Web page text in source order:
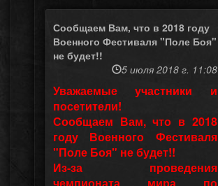
Сообщаем Вам, что в 2018 году
Военного Фестиваля "Поле Боя"
не будет!!
5 июля 2018 г. 11:08
Уважаемые участники и
посетители!
Сообщаем Вам, что в 2018
году Военного Фестиваля
"Поле Боя" не будет!!
Из-за проведения